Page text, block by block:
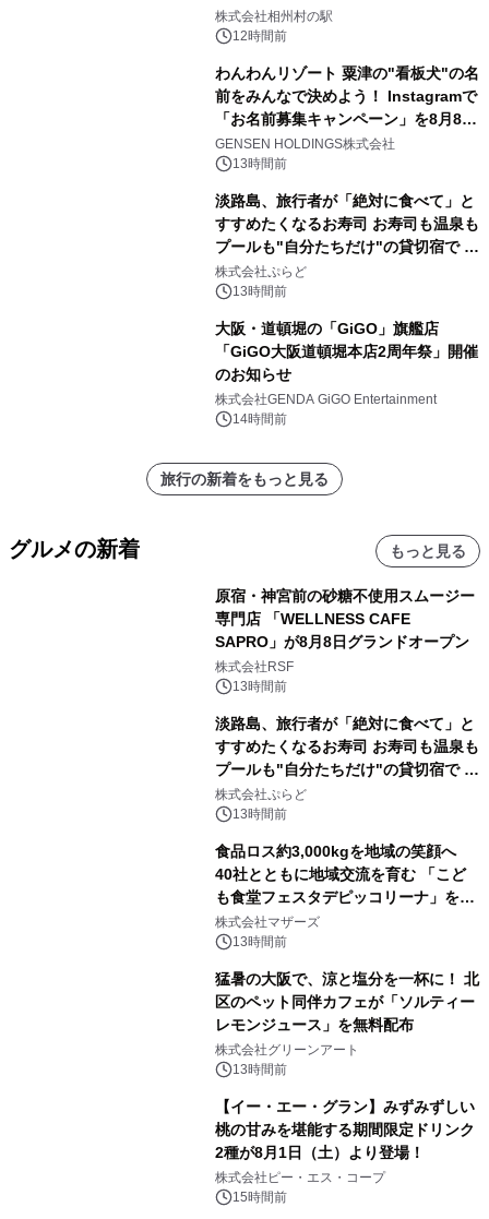
株式会社相州村の駅
12時間前
わんわんリゾート 粟津の"看板犬"の名
前をみんなで決めよう！ Instagramで
「お名前募集キャンペーン」を8月8日
(土)より開催
GENSEN HOLDINGS株式会社
13時間前
淡路島、旅行者が「絶対に食べて」と
すすめたくなるお寿司 お寿司も温泉も
プールも"自分たちだけ"の貸切宿で 1
日1組限定「岩屋温泉 絵島別庭 海と
森」の握り寿司プラン
株式会社ぷらど
13時間前
大阪・道頓堀の「GiGO」旗艦店
「GiGO大阪道頓堀本店2周年祭」開催
のお知らせ
株式会社GENDA GiGO Entertainment
14時間前
旅行の新着をもっと見る
グルメの新着 もっと見る
原宿・神宮前の砂糖不使用スムージー
専門店 「WELLNESS CAFE
SAPRO」が8月8日グランドオープン
株式会社RSF
13時間前
淡路島、旅行者が「絶対に食べて」と
すすめたくなるお寿司 お寿司も温泉も
プールも"自分たちだけ"の貸切宿で 1
日1組限定「岩屋温泉 絵島別庭 海と
森」の握り寿司プラン
株式会社ぷらど
13時間前
食品ロス約3,000kgを地域の笑顔へ
40社とともに地域交流を育む 「こど
も食堂フェスタデピッコリーナ」を9
月5日(土)開催
株式会社マザーズ
13時間前
猛暑の大阪で、涼と塩分を一杯に！ 北
区のペット同伴カフェが「ソルティー
レモンジュース」を無料配布
株式会社グリーンアート
13時間前
【イー・エー・グラン】みずみずしい
桃の甘みを堪能する期間限定ドリンク
2種が8月1日（土）より登場！
株式会社ピー・エス・コープ
15時間前